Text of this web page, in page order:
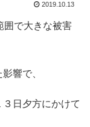
2019.10.13
囲で大きな被害
響で、
日夕方にかけて